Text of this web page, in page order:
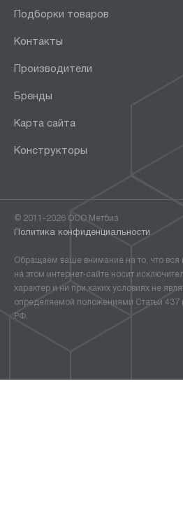
Подборки товаров
Контакты
Производители
Бренды
Карта сайта
Конструкторы
© 2011-2026 ООО Метбиз
Политика конфиденциальности
Обращаем ваше внимание на то, что
на этом интернет-сайте носит
характер и ни при каких условиях не
определяемой положениями Статьи 437
РФ.